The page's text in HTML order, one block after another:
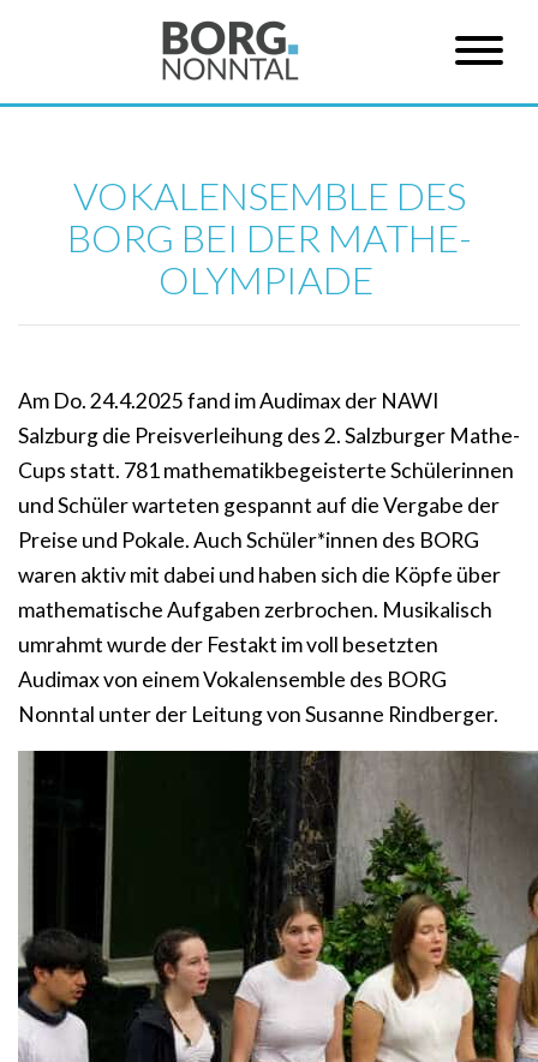
VOKALENSEMBLE DES
BORG BEI DER MATHE-
OLYMPIADE
Am Do. 24.4.2025 fand im Audimax der NAWI
Salzburg die Preisverleihung des 2. Salzburger Mathe-
Cups statt. 781 mathematikbegeisterte Schülerinnen
und Schüler warteten gespannt auf die Vergabe der
Preise und Pokale. Auch Schüler*innen des BORG
waren aktiv mit dabei und haben sich die Köpfe über
mathematische Aufgaben zerbrochen. Musikalisch
umrahmt wurde der Festakt im voll besetzten
Audimax von einem Vokalensemble des BORG
Nonntal unter der Leitung von Susanne Rindberger.